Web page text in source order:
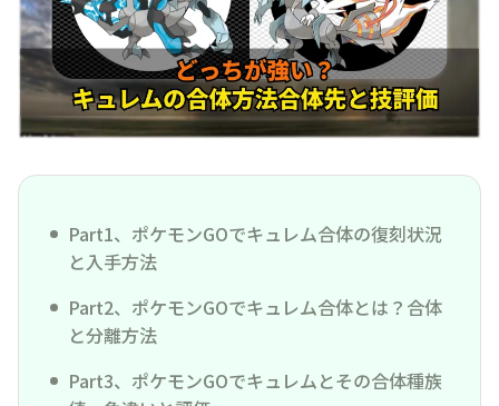
Part1、ポケモンGOでキュレム合体の復刻状況
と入手方法
Part2、ポケモンGOでキュレム合体とは？合体
と分離方法
Part3、ポケモンGOでキュレムとその合体種族